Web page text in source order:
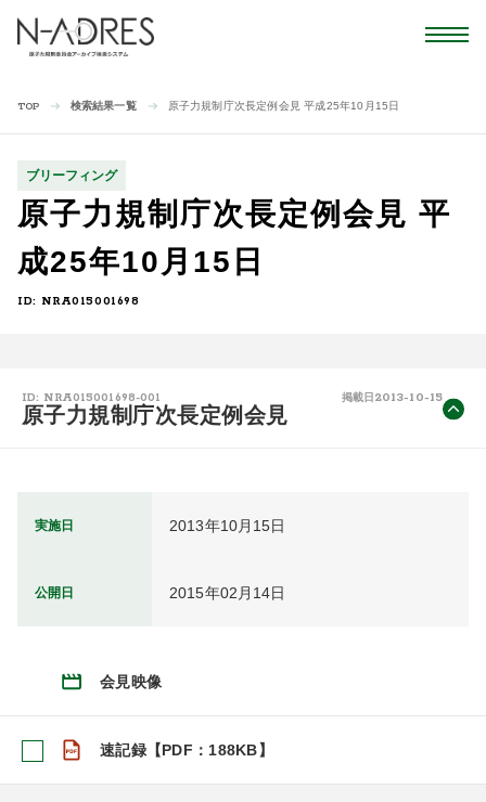
TOP 検索結果一覧 原子力規制庁次長定例会見 平成25年10月15日
ブリーフィング
原子力規制庁次長定例会見 平
成25年10月15日
ID: NRA015001698
ID: NRA015001698-001 掲載日 2013-10-15
原子力規制庁次長定例会見
実施日 2013年10月15日
公開日 2015年02月14日
会見映像
速記録【PDF：188KB】